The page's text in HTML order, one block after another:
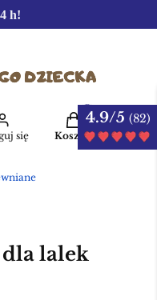
h!
się
Produkty w
Koszyk
lalek
4.9/5 (82)